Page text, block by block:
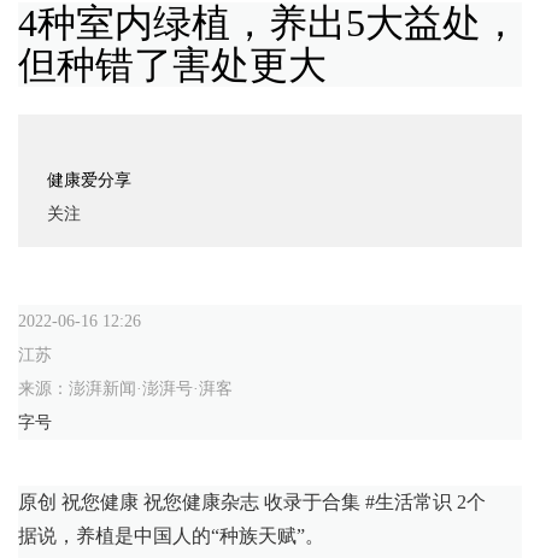
4种室内绿植，养出5大益处，
但种错了害处更大
健康爱分享
关注
2022-06-16 12:26
江苏
来源：澎湃新闻·澎湃号·湃客
字号
原创 祝您健康 祝您健康杂志 收录于合集 #生活常识 2个
据说，养植是中国人的“种族天赋”。